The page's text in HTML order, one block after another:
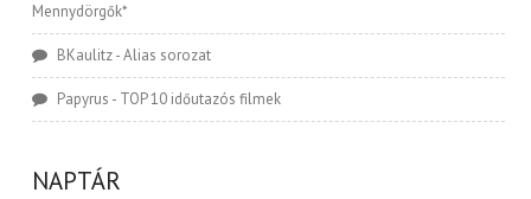
Mennydörgők*
BKaulitz-Alias sorozat
Papyrus - TOP 10 időutazós filmek
NAPTÁR